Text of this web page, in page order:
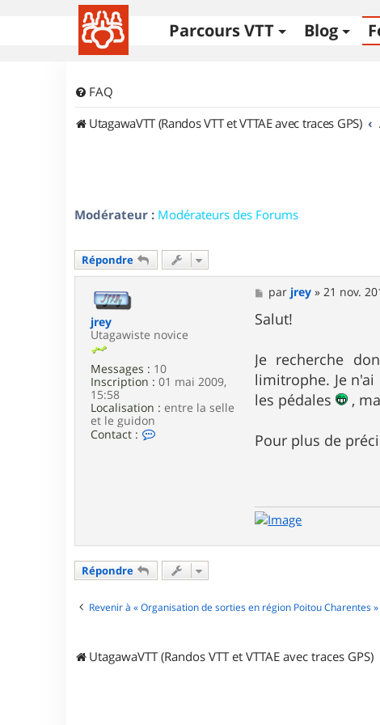
Parcours VTT Blog
FAQ
UtagawaVTT (Randos VTT et VTTAE avec traces GPS)
Modérateur : Modérateurs des Forums
Répondre
jrey
Utagawiste novice
Messages : 10
Inscription : 01 mai 2009,
15:58
Localisation : entre la selle
et le guidon
Contact :
j
r
M
e
s
s
g
e
par jrey »21 nov.
Salut!
Je recherche
limitrophe. Je
les pédales
,
Pour plus de
Répondre
Revenir à « Organisation de sorties en région Poitou Charentes »
UtagawaVTT (Randos VTT et VTTAE avec traces GPS)